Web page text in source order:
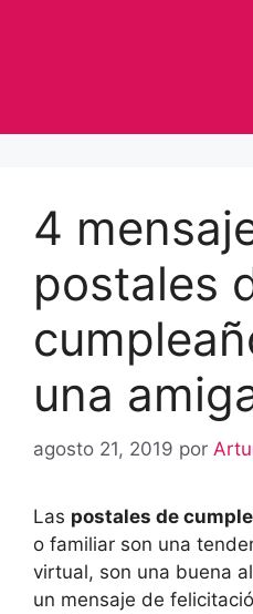
4
postales
una
agosto 21, 2019 por
Las postales de
o familiar son una
virtual, son una buena
un mensaje de